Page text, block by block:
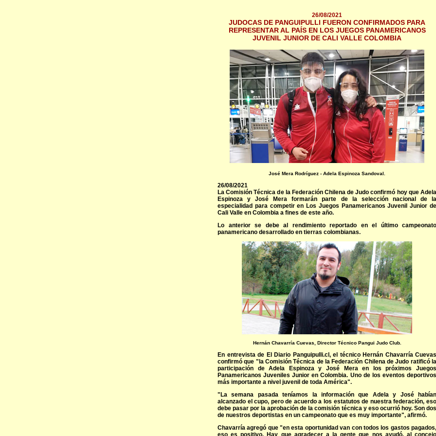
26/08/2021
JUDOCAS DE PANGUIPULLI FUERON CONFIRMADOS PARA
REPRESENTAR AL PAÍS EN LOS JUEGOS PANAMERICANOS
JUVENIL JUNIOR DE CALI VALLE COLOMBIA
José Mera Rodríguez - Adela Espinoza Sandoval.
26/08/2021
La Comisión Técnica de la Federación Chilena de Judo confirmó hoy que Adela
Espinoza y José Mera formarán parte de la selección nacional de la
especialidad para competir en Los Juegos Panamericanos Juvenil Junior de
Cali Valle en Colombia a fines de este año.
Lo anterior se debe al rendimiento reportado en el último campeonato
panamericano desarrollado en tierras colombianas.
Hernán Chavarría Cuevas, Director Técnico Pangui Judo Club.
En entrevista de El Diario Panguipulli.cl, el técnico Hernán Chavarría Cuevas
confirmó que "la Comisión Técnica de la Federación Chilena de Judo ratificó la
participación de Adela Espinoza y José Mera en los próximos Juegos
Panamericanos Juveniles Junior en Colombia. Uno de los eventos deportivos
más importante a nivel juvenil de toda América".
"La semana pasada teníamos la información que Adela y José habían
alcanzado el cupo, pero de acuerdo a los estatutos de nuestra federación, eso
debe pasar por la aprobación de la comisión técnica y eso ocurrió hoy. Son dos
de nuestros deportistas en un campeonato que es muy importante", afirmó.
Chavarría agregó que "en esta oportunidad van con todos los gastos pagados,
eso es positivo. Hay que agradecer a la gente que nos ayudó, al concejo